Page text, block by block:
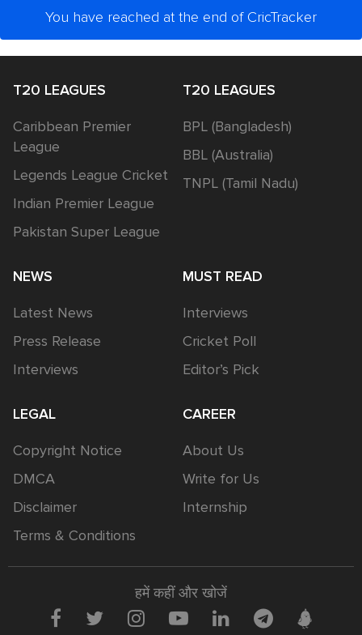
You have reached at the end of CricTracker
T20 LEAGUES
Caribbean Premier
League
Legends League Cricket
Indian Premier League
Pakistan Super League
T20 LEAGUES
BPL (Bangladesh)
BBL (Australia)
TNPL (Tamil Nadu)
NEWS
Latest News
Press Release
Interviews
MUST READ
Interviews
Cricket Poll
Editor’s Pick
LEGAL
Copyright Notice
DMCA
Disclaimer
Terms & Conditions
CAREER
About Us
Write for Us
Internship
हमें कहीं और खोजें